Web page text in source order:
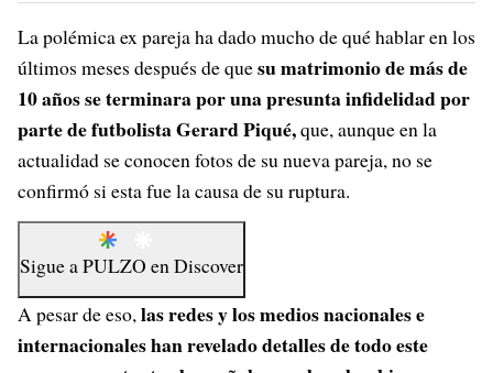
La polémica ex pareja ha dado mucho de qué hablar en los
últimos meses después de quesu matrimonio de más de
10 años se terminara por una presunta infidelidad por
parte de futbolista Gerard Piqué,que, aunque en la
actualidad se conocen fotos de su nueva pareja, no se
confirmó si esta fue la causa de su ruptura.
Sigue aPULZO enDiscover
A pesar de eso,las redes y los medios nacionales e
internacionales han revelado detalles de todo este